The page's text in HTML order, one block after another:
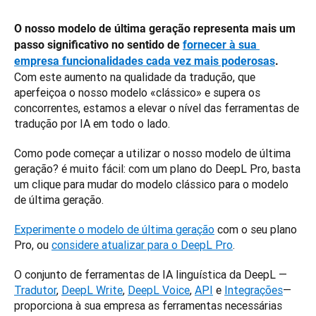
O nosso modelo de última geração representa mais um
passo significativo no sentido de fornecer à sua
empresa funcionalidades cada vez mais poderosas
Com este aumento na qualidade da tradução, que
aperfeiçoa o nosso modelo «clássico» e supera os
concorrentes, estamos a elevar o nível das ferramentas de
tradução por IA em todo o lado.
Como pode começar a utilizar o nosso modelo de última
geração? é muito fácil: com um plano do DeepL Pro, basta
um clique para mudar do modelo clássico para o modelo
de última geração.
Experimente o modelo de última geração com o seu plano
Pro, ou considere atualizar para o DeepL Pro.
Tradutor, DeepL Write, DeepL Voice, API e Integrações—
proporciona à sua empresa as ferramentas necessárias